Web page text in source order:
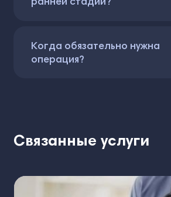
Когда обязательно нужна
операция?
Связанные услуги